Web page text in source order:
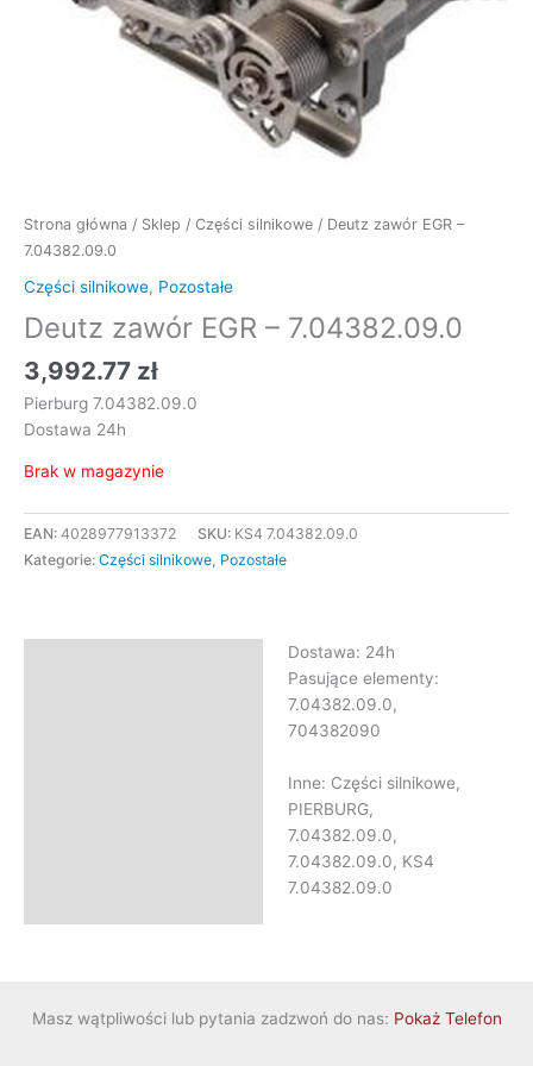
Strona główna / Sklep / Części silnikowe / Deutz zawór EGR –
7.04382.09.0
Części silnikowe, Pozostałe
Deutz zawór EGR – 7.04382.09.0
3,992.77 zł
Pierburg 7.04382.09.0
Dostawa 24h
Brak w magazynie
EAN: 4028977913372 SKU: KS4 7.04382.09.0
Kategorie: Części silnikowe, Pozostałe
Dostawa: 24h
Pasujące elementy:
7.04382.09.0,
704382090
Inne: Części silnikowe,
PIERBURG,
7.04382.09.0,
7.04382.09.0, KS4
7.04382.09.0
Masz wątpliwości lub pytania zadzwoń do nas: Pokaż Telefon